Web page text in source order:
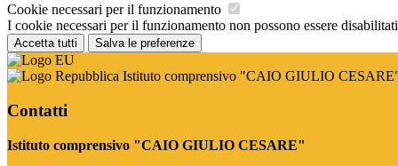
Cookie necessari per il funzionamento
I cookie necessari per il funzionamento non possono essere
Accetta tutti Salva le preferenze
Istituto comprensivo "CAIO GIULIO
Contatti
Istituto comprensivo "CAIO GIULIO CESARE"